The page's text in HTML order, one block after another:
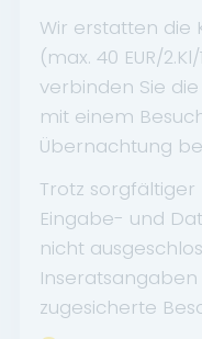
Wir erstatten die
(max. 40 EUR/
verbinden Sie
mit einem
Übernachtung
Trotz
Eingabe- und
nicht
zugesicherte